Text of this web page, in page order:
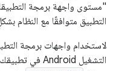
"مستوى واجهة برمجة
التطبيق متوافقًا مع النظام